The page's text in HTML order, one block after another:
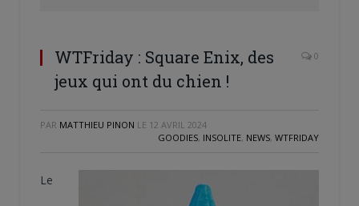
WTFriday : Square Enix, des
jeux qui ont du chien !
0
PAR MATTHIEU PINON LE 12 AVRIL 2024
GOODIES, INSOLITE, NEWS, WTFRIDAY
Le